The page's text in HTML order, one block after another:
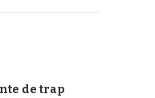
de trap